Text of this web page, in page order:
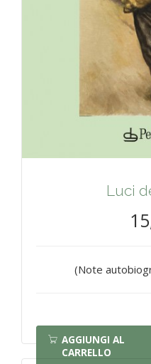
Luci
(Note
AGGIUNGI AL
CARRELLO